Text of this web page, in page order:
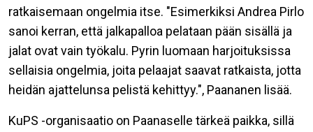
ratkaisemaan ongelmia itse. "Esimerkiksi Andrea Pirlo
sanoi kerran, että jalkapalloa pelataan pään sisällä ja
jalat ovat vain työkalu. Pyrin luomaan harjoituksissa
sellaisia ongelmia, joita pelaajat saavat ratkaista, jotta
heidän ajattelunsa pelistä kehittyy.", Paananen lisää.
KuPS -organisaatio on Paanaselle tärkeä paikka, sillä